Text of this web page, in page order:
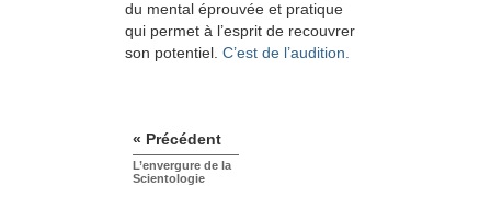
du mental éprouvée et pratique
qui permet à l’esprit de recouvrer
son potentiel. C’est de l’audition.
« Précédent
L’envergure de la
Scientologie